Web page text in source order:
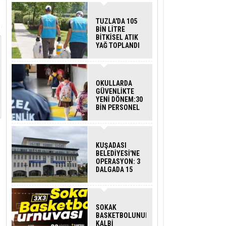
TUZLA'DA 105
BİN LİTRE
BİTKİSEL ATIK
YAĞ TOPLANDI
OKULLARDA
GÜVENLİKTE
YENİ DÖNEM:30
BİN PERSONEL
DEDEKTÖRLÜ
KUŞADASI
BELEDİYESİ'NE
OPERASYON: 3
DALGADA 15
SOKAK
BASKETBOLUNUN
KALBİ